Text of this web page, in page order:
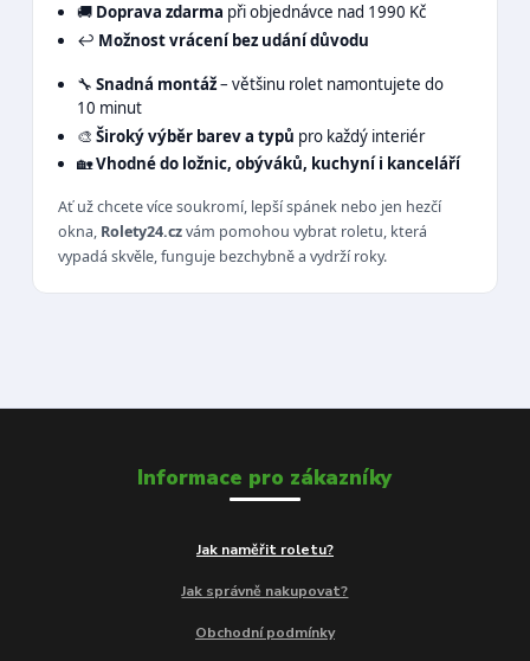
🚚 Doprava zdarma při objednávce nad 1990 Kč
↩️ Možnost vrácení bez udání důvodu
🔧 Snadná montáž– většinu rolet namontujete do
10 minut
🎨 Široký výběr barev a typů pro každý interiér
🏡Vhodné do ložnic, obýváků, kuchyní i kanceláří
Ať už chcete více soukromí, lepší spánek nebo jen hezčí
okna, Rolety24.czvám pomohou vybrat roletu, která
vypadá skvěle, funguje bezchybně a vydrží roky.
Informace pro zákazníky
Jak naměřit roletu?
Jak správně nakupovat?
Obchodní podmínky